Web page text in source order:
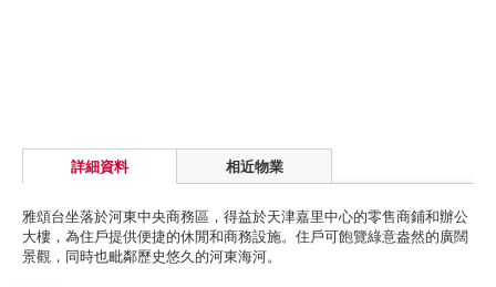
詳細資料 相近物業
雅頌台坐落於河東中央商務區，得益於天津嘉里中心的零售商鋪和辦公
大樓，為住戶提供便捷的休閒和商務設施。住戶可飽覽綠意盎然的廣闊
景觀，同時也毗鄰歷史悠久的河東海河。